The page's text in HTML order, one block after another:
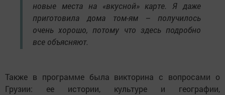
новые места на «вкусной» карте. Я даже
приготовила дома том-ям – получилось
очень хорошо, потому что здесь подробно
все объясняют.
Также в программе была викторина с вопросами о
Грузии: ее истории, культуре и географии,